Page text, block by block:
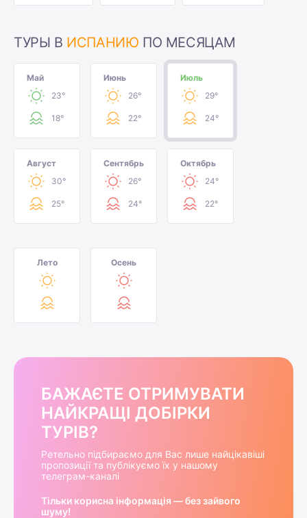
ТУРЫ В ИСПАНИЮ ПО МЕСЯЦАМ
Май
23°
18°
Июнь
26°
22°
Июль
29°
24°
Август
30°
25°
Сентябрь
26°
24°
Октябрь
24°
22°
Лето Осень
БАЖАЄТЕ ОТРИМУВАТИ
НАЙКРАЩІ ДОБІРКИ
ТУРІВ?
Ретельно підбираємо для Вас лише найцікавіші
пропозиції та публікуємо їх у нашому
телеграм-каналі
Тільки корисна інформація — без зайвого
шуму!